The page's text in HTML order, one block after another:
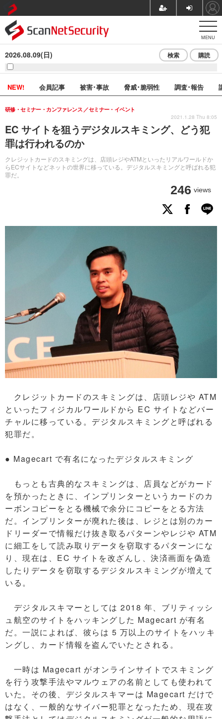
MENU
2026.08.09(日) 検索 購読
NEW! 会員記事 被害･事故 脅威･脆弱性 調査･報告
EC サイトを狙うデジタルスキミング、どう犯
罪は行われるのか
クレジットカードのスキミングは、店頭レジやATMといったリアルワールドか
らECサイトなどネットの世界に移っている。デジタルスキミングと呼ばれる犯
罪だ。
研修・セミナー・カンファレンス セミナー・イベント
246 views
2021.1.28 Thu 8:05
クレジットカードのスキミングは、店頭レジや ATM
といったフィジカルワールドから EC サイトなどバー
チャルに移っている。デジタルスキミングと呼ばれる
犯罪だ。
● Magecart で有名になったデジタルスキミング
もっとも古典的なスキミングは、店員などがカード
を預かったときに、インプリンターというカードのカ
ーボンコピーをとる機械で余分にコピーをとる方法
だ。インプリンターが廃れた後は、レジとは別のカー
ドリーダーで情報だけ抜き取るパターンやレジや ATM
に細工をして読み取りデータを窃取するパターンにな
り、現在は、EC サイトを改ざんし、決済画面を偽造
したりデータを窃取するデジタルスキミングが増えて
いる。
デジタルスキマーとしては 2018 年、ブリティッシ
ュ航空のサイトをハッキングした Magecart が有名
だ。一説によれば、彼らは 5 万以上のサイトをハッキ
ングし、カード情報を盗んでいたとされる。
一時は Magecart がオンラインサイトでスキミング
を行う攻撃手法やマルウェアの名前としても使われて
いた。その後、デジタルスキマーは Magecart だけで
はなく、一般的なサイバー犯罪となったため、現在攻